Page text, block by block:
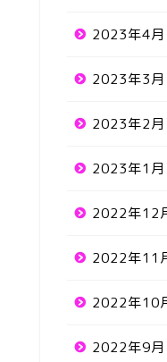
2023年4月
2023年3月
2023年2月
2023年1月
2022年12
2022年11
2022年10
2022年9月